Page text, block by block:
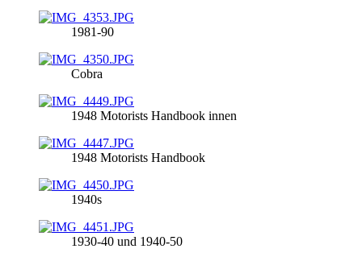
1981-90
Cobra
1948 Motorists Handbook innen
1948 Motorists Handbook
1940s
1930-40 und 1940-50